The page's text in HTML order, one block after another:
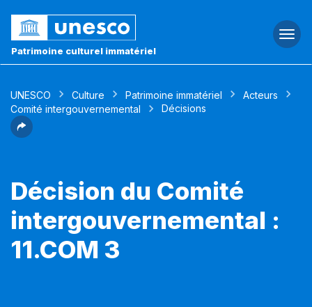
Patrimoine culturel immatériel
UNESCO Culture Patrimoine immatériel
Acteurs
Comité intergouvernemental
Décisions
Décision du Comité
intergouvernemental :
11.COM 3